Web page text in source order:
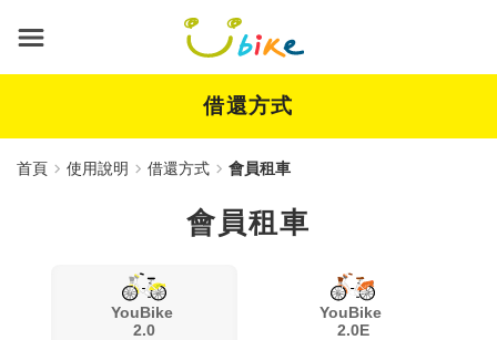
要
借還方式
首頁 使用說明 借還方式 會員租車
會員租車
YouBike
2.0
YouBike
2.0E